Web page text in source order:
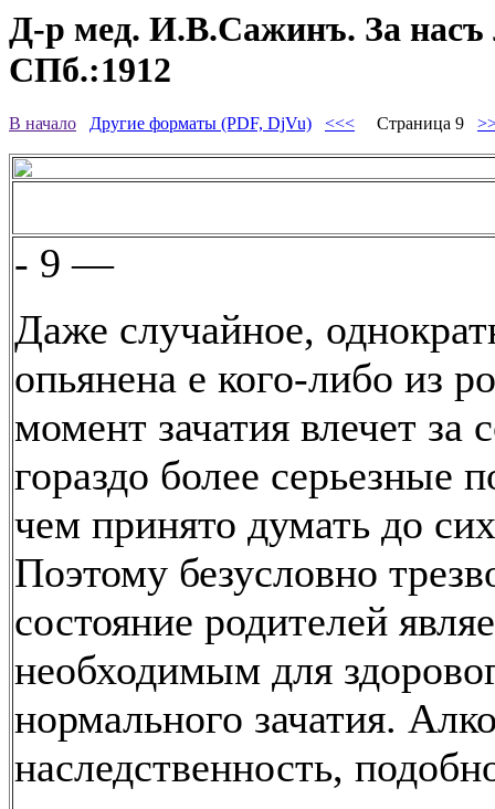
Д-р мед. И.В.Сажинъ. За насъ
СПб.:1912
В начало Другие форматы (PDF, DjVu) <<< Страница 9
- 9 —
Даже случайное,
опьянена е кого-либо из
момент зачатия влечет за
гораздо более серьезные
чем принято думать до
Поэтому безусловно
состояние родителей
необходимым для
нормального зачатия.
наследственность,